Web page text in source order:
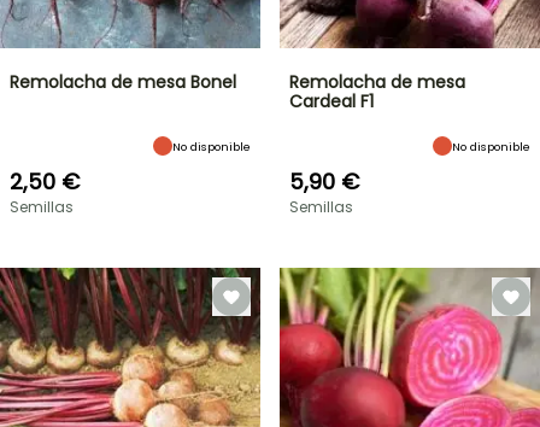
Remolacha de mesa Bonel
No disponible
2,50 €
Semillas
Remolacha de mesa
Cardeal F1
No disponible
5,90 €
Semillas